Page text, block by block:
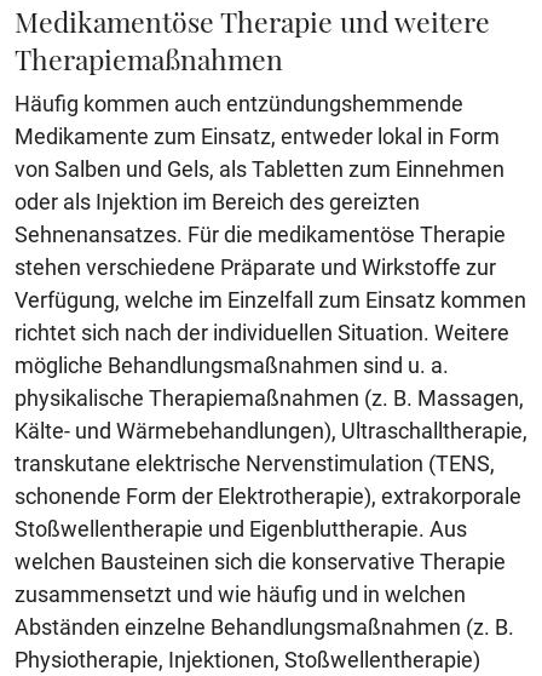
Medikamentöse Therapie und weitere
Therapiemaßnahmen
Häufig kommen auch entzündungshemmende
Medikamente zum Einsatz, entweder lokal in Form
von Salben und Gels, als Tabletten zum Einnehmen
oder als Injektion im Bereich des gereizten
Sehnenansatzes. Für die medikamentöse Therapie
stehen verschiedene Präparate und Wirkstoffe zur
Verfügung, welche im Einzelfall zum Einsatz kommen
richtet sich nach der individuellen Situation. Weitere
mögliche Behandlungsmaßnahmen sind u. a.
physikalische Therapiemaßnahmen (z. B. Massagen,
Kälte- und Wärmebehandlungen), Ultraschalltherapie,
transkutane elektrische Nervenstimulation (TENS,
schonende Form der Elektrotherapie), extrakorporale
Stoßwellentherapie und Eigenbluttherapie. Aus
welchen Bausteinen sich die konservative Therapie
zusammensetzt und wie häufig und in welchen
Abständen einzelne Behandlungsmaßnahmen (z. B.
Physiotherapie, Injektionen, Stoßwellentherapie)